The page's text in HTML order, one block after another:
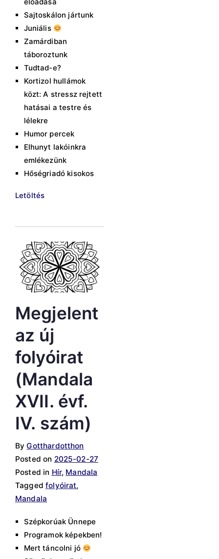
Sajtoskálon jártunk
Juniális
Zamárdiban
táboroztunk
Tudtad-e?
Kortizol hullámok
közt: A stressz rejtett
hatásai a testre és
lélekre
Humor percek
Elhunyt lakóinkra
emlékezünk
Hőségriadó kisokos
Letöltés
Megjelent
az új
folyóirat
(Mandala
XVII. évf.
IV. szám)
ByGotthardotthon
Posted on 2025-02-27
Posted in Hír, Mandala
Taggedfolyóirat,
Mandala
Szépkorúak Ünnepe
Programok képekben!
Mert táncolni jó